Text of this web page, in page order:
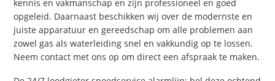
kennis en vakmanschap en zijn professioneel en goed
opgeleid. Daarnaast beschikken wij over de modernste en
juiste apparatuur en gereedschap om alle problemen aan
zowel gas als waterleiding snel en vakkundig op te lossen.
Neem contact met ons op om direct een afspraak te maken.